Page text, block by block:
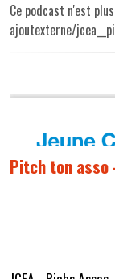
Ce podcast n'est
ajoutexterne/
Pitch ton asso